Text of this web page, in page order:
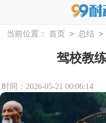
当前位置： 首页 > 总结 >
驾校教
时间：2026-05-21 00:06:14